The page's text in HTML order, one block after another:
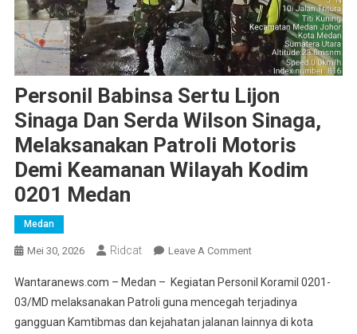
Personil Babinsa Sertu Lijon
Sinaga Dan Serda Wilson Sinaga,
Melaksanakan Patroli Motoris
Demi Keamanan Wilayah Kodim
0201 Medan
Medan
Mei 30, 2026 Ridcat Leave A CommentOn
Babinsa
Sertu
Lijon
Wantaranews.com – Medan – Kegiatan Personil Koramil 0201-
03/MD melaksanakan Patroli guna mencegah terjadinya
gangguan Kamtibmas dan kejahatan jalanan lainnya di kota